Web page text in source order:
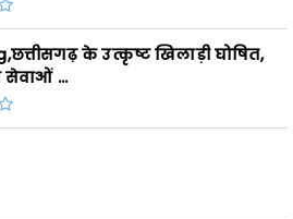
के उत्कृष्ट खिलाड़ी घोषित,
सेवाओं ...